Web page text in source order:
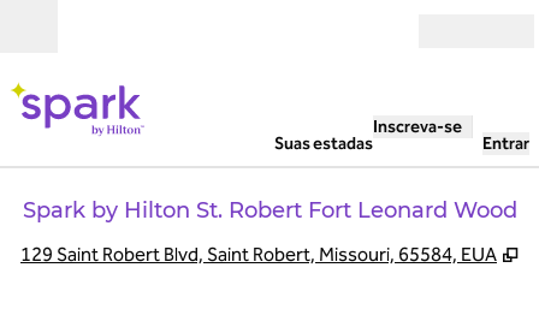
Suas estadas
Inscreva-se
Entrar
Spark by Hilton St. Robert Fort Leonard Wood
129 Saint Robert Blvd, Saint Robert, Missouri, 65584, EUA ,